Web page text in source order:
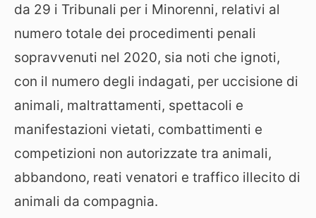
da 29 i Tribunali per i Minorenni, relativi al
numero totale dei procedimenti penali
sopravvenuti nel 2020, sia noti che ignoti,
con il numero degli indagati, per uccisione di
animali, maltrattamenti, spettacoli e
manifestazioni vietati, combattimenti e
competizioni non autorizzate tra animali,
abbandono, reati venatori e traffico illecito di
animali da compagnia.